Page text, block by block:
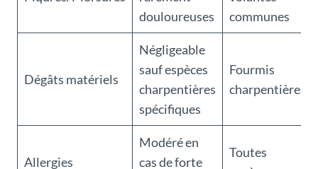
douloureuses
communes
Dégâts matériels
Négligeable
sauf espèces
charpentières
spécifiques
Fourmis
charpentières
Allergies
Modéré en
cas de forte
Toutes